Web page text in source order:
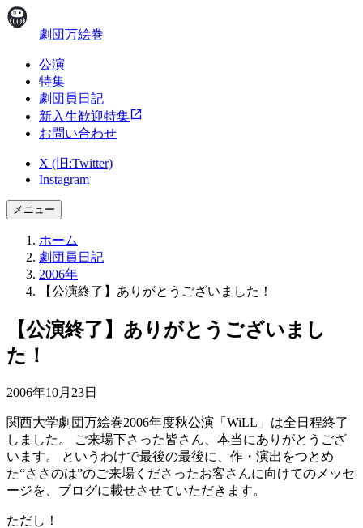
劇団万絵巻
公演
特集
劇団員日記
新入生歓迎特集
お問い合わせ
X (旧:Twitter)
Instagram
メニュー
ホーム
劇団員日記
2006年
【公演終了】ありがとうございました！
【公演終了】ありがとうございまし
た！
2006年10月23日
関西大学劇団万絵巻2006年度秋公演「WiLL」は全日程終了
しました。 ご来場下さった皆さん、本当にありがとうござ
います。 というわけで最後の最後に、作・演出をつとめ
た“ささのは”のご来場くださったお客さんに向けてのメッセ
ージを、ブログに載せさせていただきます。
ただし！